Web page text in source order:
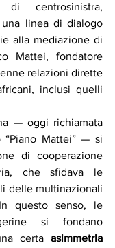
centrosinistra,
una linea di dialogo
alla mediazione di
Mattei, fondatore
relazioni dirette
inclusi quelli
— oggi richiamata
Mattei” — si
di cooperazione
che sfidava le
delle multinazionali
questo senso, le
si fondano
certa asimmetria